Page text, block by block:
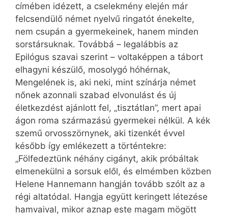
címében idézett, a cselekmény elején már
felcsendülő német nyelvű ringatót énekelte,
nem csupán a gyermekeinek, hanem minden
sorstársuknak. Továbbá – legalábbis az
Epilógus szavai szerint – voltaképpen a tábort
elhagyni készülő, mosolygó hóhérnak,
Mengelének is, aki neki, mint színárja német
nőnek azonnali szabad elvonulást és új
életkezdést ajánlott fel, „tisztátlan”, mert apai
ágon roma származású gyermekei nélkül. A kék
szemű orvosszörnynek, aki tizenkét évvel
később így emlékezett a történtekre:
„Fölfedeztünk néhány cigányt, akik próbáltak
elmenekülni a sorsuk elől, és elmémben közben
Helene Hannemann hangján tovább szólt az a
régi altatódal. Hangja együtt keringett létezése
hamvaival, mikor aznap este magam mögött